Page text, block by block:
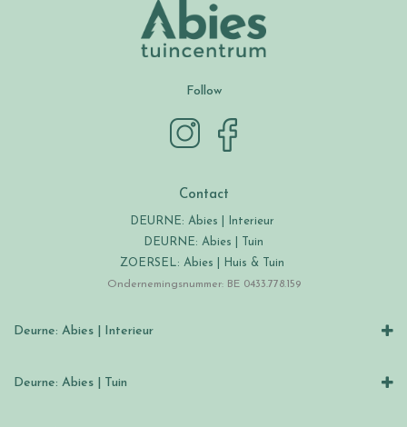
Follow
Contact
DEURNE: Abies | Interieur
DEURNE: Abies | Tuin
ZOERSEL: Abies | Huis & Tuin
Ondernemingsnummer: BE 0433.778.159
Deurne: Abies | Interieur
Deurne: Abies | Tuin